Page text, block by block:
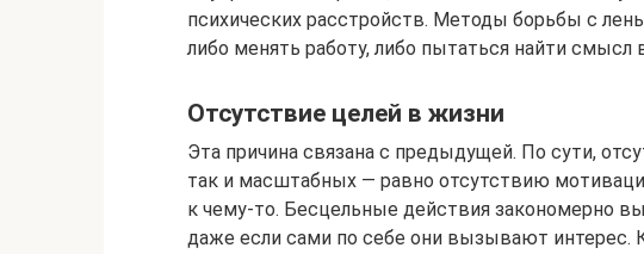
психических расстройств. Методы борьбы с
либо менять работу, либо пытаться найти смысл
Отсутствие целей в жизни
Эта причина связана с предыдущей. По сути,
так и масштабных — равно отсутствию
к чему-то. Бесцельные действия закономерно
даже если сами по себе они вызывают интерес.